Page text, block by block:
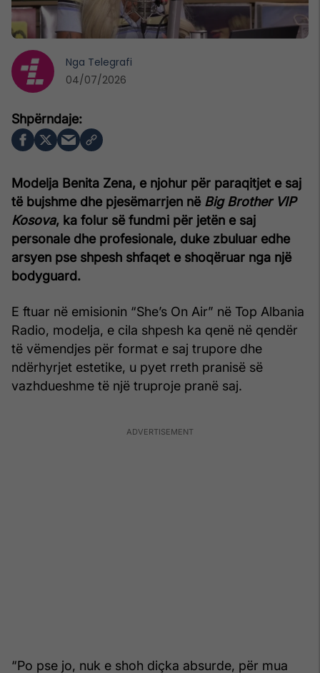
Modelja Benita Zena, e njohur për paraqitjet e saj
të bujshme dhe pjesëmarrjen në Big Brother VIP
Kosova, ka folur së fundmi për jetën e saj
personale dhe profesionale, duke zbuluar edhe
arsyen pse shpesh shfaqet e shoqëruar nga një
bodyguard.
E ftuar në emisionin “She’s On Air” në Top Albania
Radio, modelja, e cila shpesh ka qenë në qendër
të vëmendjes për format e saj trupore dhe
ndërhyrjet estetike, u pyet rreth pranisë së
vazhdueshme të një truproje pranë saj.
“Po pse jo, nuk e shoh diçka absurde, për mua
Nga Telegrafi
04/07/2026